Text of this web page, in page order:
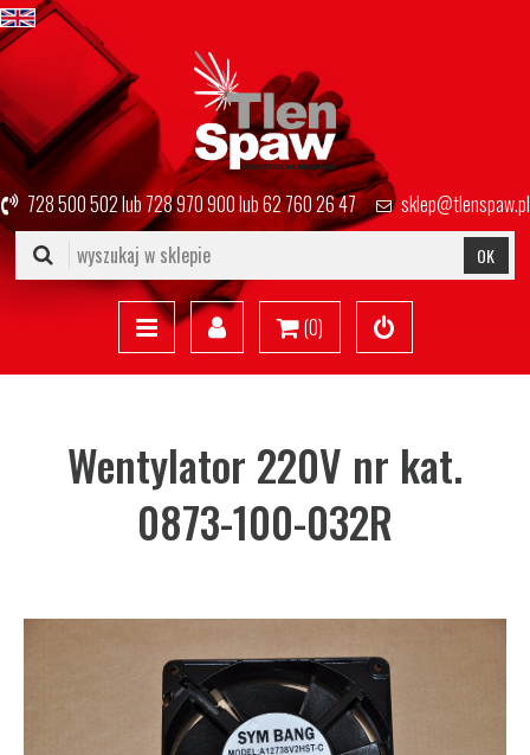
728 500 502lub728 970 900lub62 760 26 47 sklep@tlenspaw.pl
OK
(0)
Wentylator 220V nr kat.
0873-100-032R